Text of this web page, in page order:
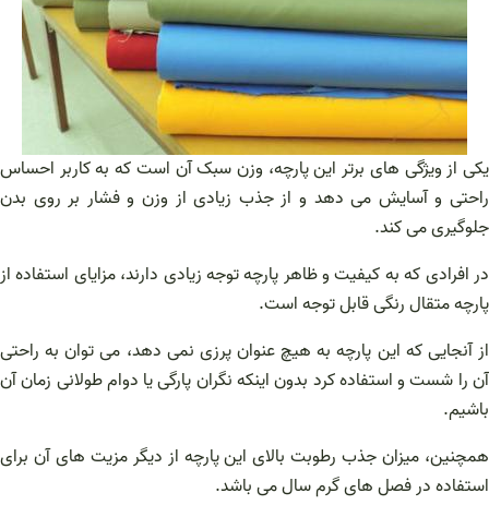
یکی از ویژگی های برتر این پارچه، وزن سبک آن است که به کاربر احساس
راحتی و آسایش می دهد و از جذب زیادی از وزن و فشار بر روی بدن
جلوگیری می کند.
در افرادی که به کیفیت و ظاهر پارچه توجه زیادی دارند، مزایای استفاده از
پارچه متقال رنگی قابل توجه است.
از آنجایی که این پارچه به هیچ عنوان پرزی نمی دهد، می توان به راحتی
آن را شست و استفاده کرد بدون اینکه نگران پارگی یا دوام طولانی زمان آن
باشیم.
همچنین، میزان جذب رطوبت بالای این پارچه از دیگر مزیت های آن برای
استفاده در فصل های گرم سال می باشد.